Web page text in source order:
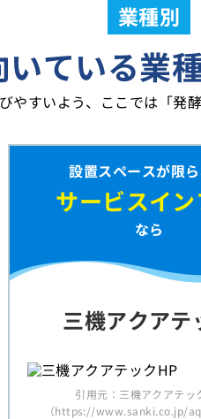
業種別
ている業
やすいよう、ここでは「
設置スペースが限
サービスイン
なら
三機アクアテ
引用元：三機アクアテッ
（https://www.sanki.co.jp/